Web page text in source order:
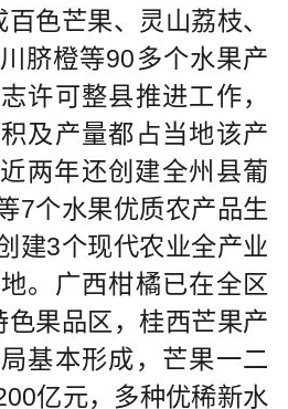
色芒果、灵山荔枝、
脐橙等90多个水果产
许可整县推进工作，
及产量都占当地该产
两年还创建全州县葡
7个水果优质农产品生
建3个现代农业全产业
。广西柑橘已在全区
果品区，桂西芒果产
基本形成，芒果一二
亿元，多种优稀新水